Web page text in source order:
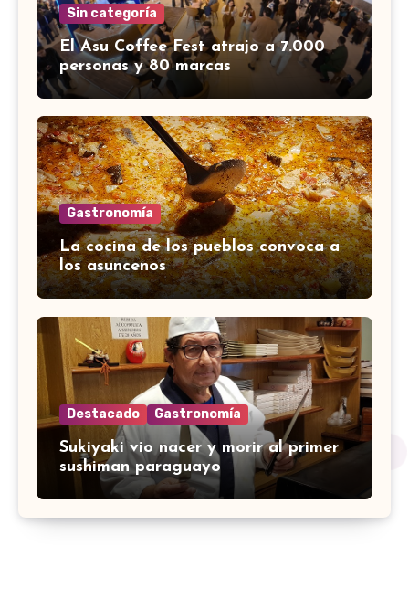
Sin categoría
El Asu Coffee Fest atrajo a 7.000
personas y 80 marcas
Gastronomía
La cocina de los pueblos convoca a
los asuncenos
Destacado Gastronomía
Sukiyaki vio nacer y morir al primer
sushiman paraguayo